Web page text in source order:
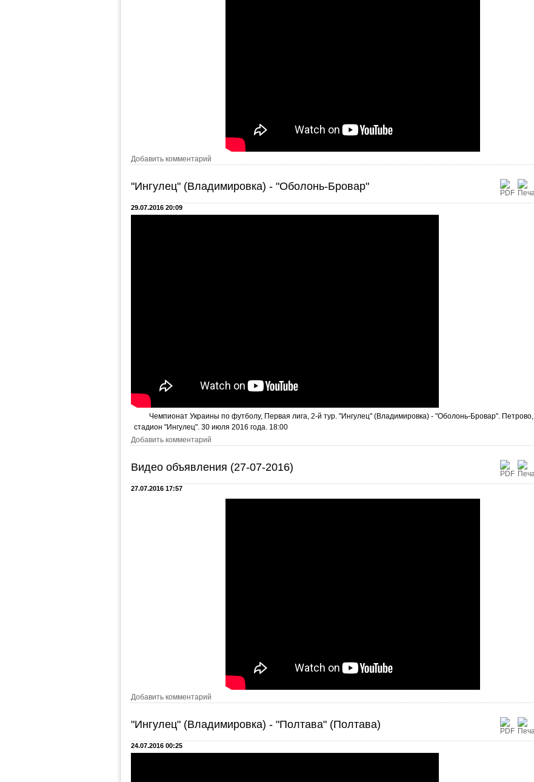
Добавить комментарий
"Ингулец" (Владимировка) - "Оболонь-Бровар"
29.07.2016 20:09
Чемпионат Украины по футболу, Первая лига, 2-й тур. "Ингулец" (Владимировка) - "Оболонь-Бровар". Петрово,
стадион "Ингулец". 30 июля 2016 года. 18:00
Добавить комментарий
Видео объявления (27-07-2016)
27.07.2016 17:57
Добавить комментарий
"Ингулец" (Владимировка) - "Полтава" (Полтава)
24.07.2016 00:25